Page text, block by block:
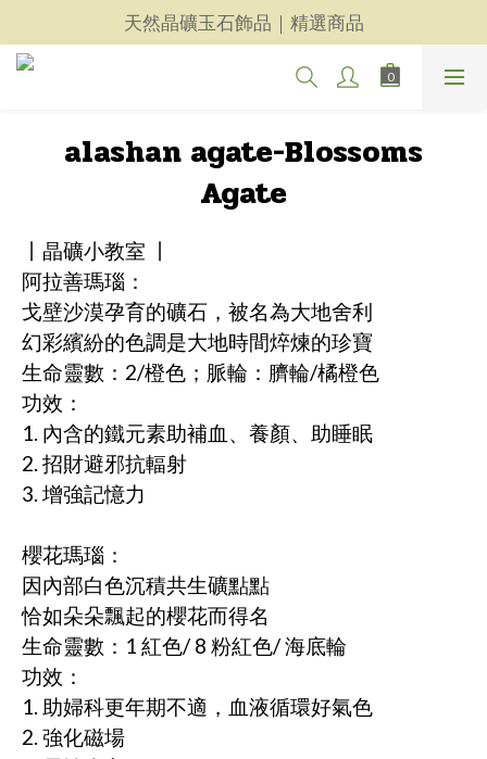
天然晶礦玉石飾品｜精選商品
天然晶礦玉石飾品｜精選商品
每一件都用心｜新品上架
alashan agate-Blossoms
Agate
丨晶礦小教室 丨
阿拉善瑪瑙：
戈壁沙漠孕育的礦石，被名為大地舍利
幻彩繽紛的色調是大地時間焠煉的珍寶
生命靈數：2/橙色；脈輪：臍輪/橘橙色
功效：
1. 內含的鐵元素助補血、養顏、助睡眠
2. 招財避邪抗輻射
3. 增強記憶力
櫻花瑪瑙：
因內部白色沉積共生礦點點
恰如朵朵飄起的櫻花而得名
生命靈數：1 紅色/ 8 粉紅色/ 海底輪
功效：
1. 助婦科更年期不適，血液循環好氣色
2. 強化磁場